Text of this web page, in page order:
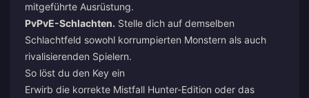
mitgeführte Ausrüstung.
PvPvE-Schlachten. Stelle dich auf demselben
Schlachtfeld sowohl korrumpierten Monstern als auch
rivalisierenden Spielern.
So löst du den Key ein
Erwirb die korrekte Mistfall Hunter-Edition oder das